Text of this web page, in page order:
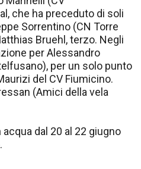
che ha preceduto di soli
Sorrentino (CN Torre
Bruehl, terzo. Negli
per Alessandro
per un solo punto
del CV Fiumicino.
(Amici della vela
dal 20 al 22 giugno